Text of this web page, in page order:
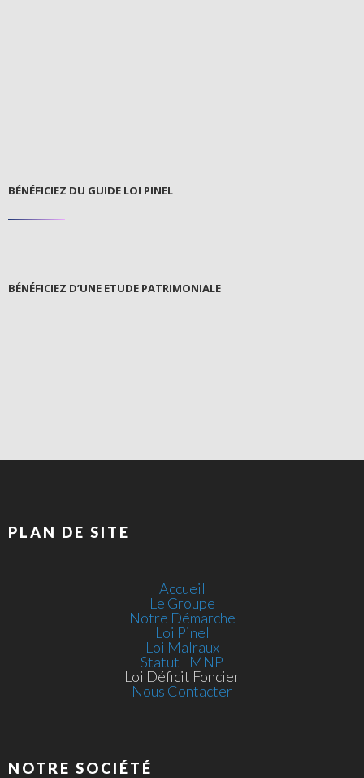
BÉNÉFICIEZ DU GUIDE LOI PINEL
BÉNÉFICIEZ D’UNE ETUDE PATRIMONIALE
PLAN DE SITE
Accueil
Le Groupe
Notre Démarche
Loi Pinel
Loi Malraux
Statut LMNP
Loi Déficit Foncier
Nous Contacter
NOTRE SOCIÉTÉ